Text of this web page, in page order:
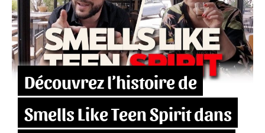
Découvrez l’histoire de
Smells Like Teen Spirit dans